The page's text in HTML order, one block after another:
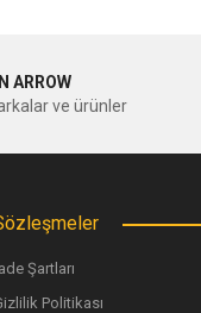
ARROW
ve ürünler
Şartları
Politikası